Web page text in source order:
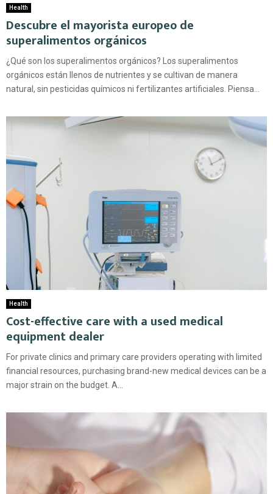
Health
Descubre el mayorista europeo de
superalimentos orgánicos
¿Qué son los superalimentos orgánicos? Los superalimentos
orgánicos están llenos de nutrientes y se cultivan de manera
natural, sin pesticidas químicos ni fertilizantes artificiales. Piensa...
Health
Cost-effective care with a used medical
equipment dealer
For private clinics and primary care providers operating with limited
financial resources, purchasing brand-new medical devices can be a
major strain on the budget. A...